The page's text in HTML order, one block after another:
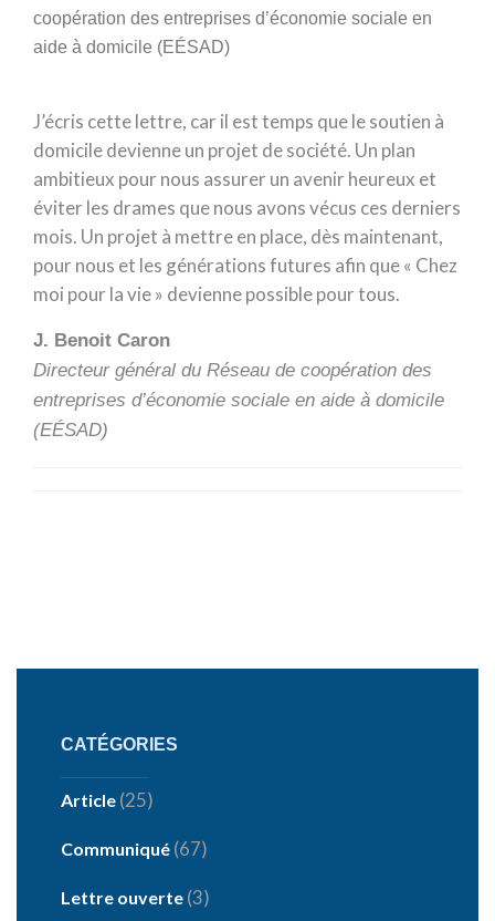
coopération des entreprises d’économie sociale en
aide à domicile (EÉSAD)
J’écris cette lettre, car il est temps que le soutien à
domicile devienne un projet de société. Un plan
ambitieux pour nous assurer un avenir heureux et
éviter les drames que nous avons vécus ces derniers
mois. Un projet à mettre en place, dès maintenant,
pour nous et les générations futures afin que « Chez
moi pour la vie » devienne possible pour tous.
J. Benoit Caron
Directeur général du Réseau de coopération des
entreprises d’économie sociale en aide à domicile
(EÉSAD)
CATÉGORIES
Article (25)
Communiqué (67)
Lettre ouverte (3)